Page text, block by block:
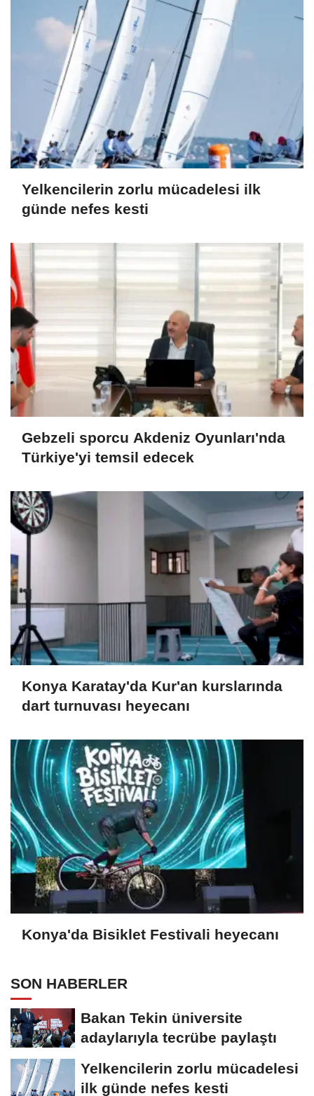
Yelkencilerin zorlu mücadelesi ilk
günde nefes kesti
Gebzeli sporcu Akdeniz Oyunları'nda
Türkiye'yi temsil edecek
Konya Karatay'da Kur'an kurslarında
dart turnuvası heyecanı
Konya'da Bisiklet Festivali heyecanı
SON HABERLER
Bakan Tekin üniversite
adaylarıyla tecrübe paylaştı
Yelkencilerin zorlu mücadelesi
ilk günde nefes kesti